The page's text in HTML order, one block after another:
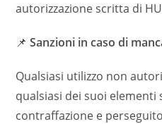
autorizzazione scritta di
📌Sanzioni in caso di
Qualsiasi utilizzo non
qualsiasi dei suoi elementi
contraffazione e